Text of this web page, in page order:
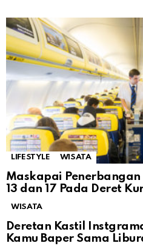
LIFESTYLE WISATA
Maskapai
13 dan 17 Pada Deret
WISATA
Deretan Kastil
Kamu Baper Sama